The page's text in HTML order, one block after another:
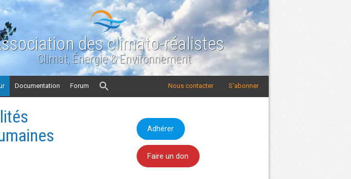
des climato-réalistes
Climat, Énergie & Environnement
Documentation Forum S'abonner
Nous contacter
Adhérer
Faire un don